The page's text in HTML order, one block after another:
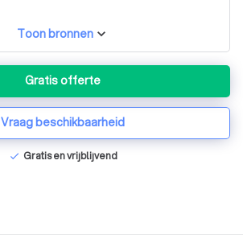
Toon bronnen
Gratis offerte
Vraag beschikbaarheid
check Gratis en vrijblijvend